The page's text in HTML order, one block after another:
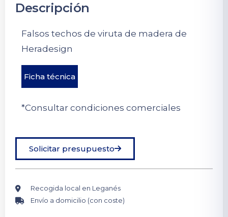
Descripción
Falsos techos de viruta de madera de
Heradesign
Ficha técnica
*Consultar condiciones comerciales
Solicitar presupuesto
Recogida local en Leganés
Envío a domicilio (con coste)